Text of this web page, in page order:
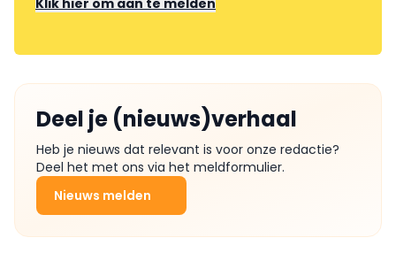
Klik hier om aan te melden
Deel je (nieuws)verhaal
Heb je nieuws dat relevant is voor onze redactie?
Deel het met ons via het meldformulier.
Nieuws melden